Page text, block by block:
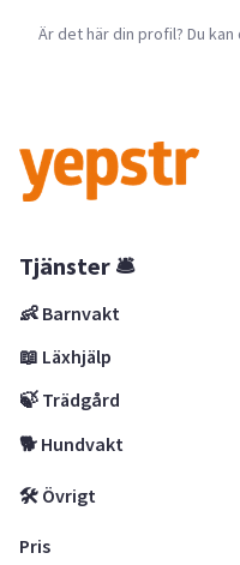
Är det här din profil? Du
Tjänster 🛎
👶 Barnvakt
📖 Läxhjälp
🍃 Trädgård
🐕 Hundvakt
🛠 Övrigt
Pris